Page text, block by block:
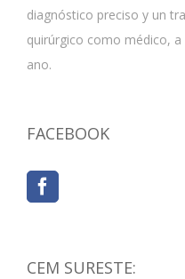
diagnóstico preciso y un
quirúrgico como médico,
ano.
FACEBOOK
CEM SURESTE: